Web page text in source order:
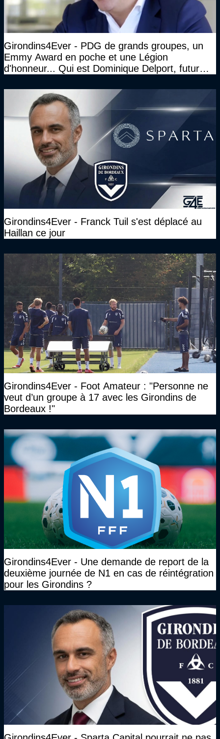
Girondins4Ever - PDG de grands groupes, un
Emmy Award en poche et une Légion
d'honneur... Qui est Dominique Delport, futur
Girondins4Ever - Franck Tuil s'est déplacé au
Haillan ce jour
Girondins4Ever - Foot Amateur : "Personne ne
veut d’un groupe à 17 avec les Girondins de
Bordeaux !"
Girondins4Ever - Une demande de report de la
deuxième journée de N1 en cas de réintégration
pour les Girondins ?